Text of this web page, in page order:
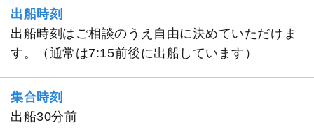
出船時刻
出船時刻はご相談のうえ自由に決めていただけま
す。（通常は7:15前後に出船しています）
集合時刻
出船30分前